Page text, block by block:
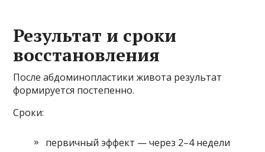
Результат и сроки
восстановления
После абдоминопластики живота результат
формируется постепенно.
Сроки:
первичный эффект — через 2–4 недели